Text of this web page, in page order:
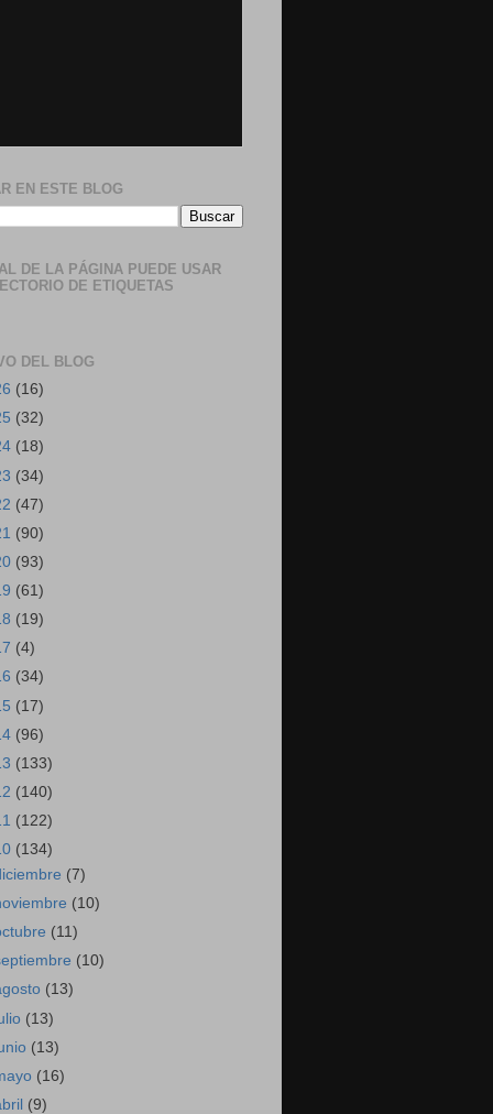
EN ESTE BLOG
DE LA PÁGINA PUEDE USAR
DE ETIQUETAS
DEL BLOG
(16)
(32)
(18)
(34)
(47)
(90)
(93)
(61)
(19)
(4)
(34)
(17)
(96)
(133)
(140)
(122)
(134)
(7)
(10)
(11)
(10)
(13)
(13)
(13)
(16)
(9)